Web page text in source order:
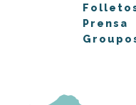
Prensa